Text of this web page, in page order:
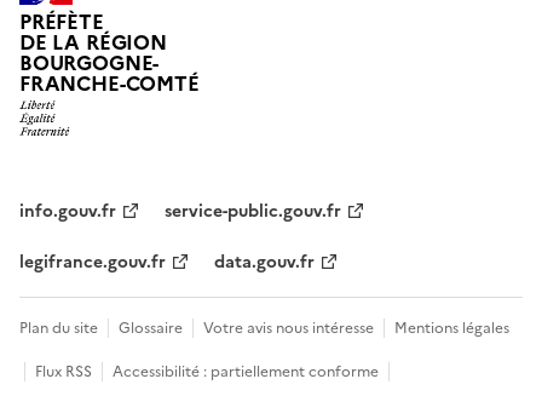
PRÉFÈTE
DE LA RÉGION
BOURGOGNE-
FRANCHE-COMTÉ
info.gouv.fr
service-public.gouv.fr
legifrance.gouv.fr
data.gouv.fr
Plan du site Glossaire Votre avis nous intéresse
Mentions légales
Flux RSS
Accessibilité : partiellement conforme